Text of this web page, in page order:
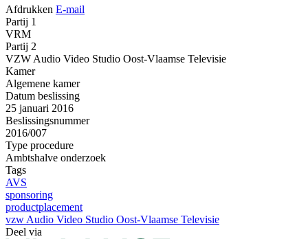
Afdrukken E-mail
Partij 1
VRM
Partij 2
VZW Audio Video Studio Oost-Vlaamse Televisie
Kamer
Algemene kamer
Datum beslissing
25 januari 2016
Beslissingsnummer
2016/007
Type procedure
Ambtshalve onderzoek
Tags
AVS
sponsoring
productplacement
vzw Audio Video Studio Oost-Vlaamse Televisie
Deel via